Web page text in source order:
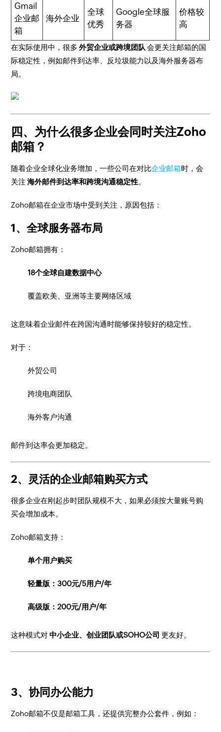
Gmail
企业邮
箱
海外企业
全球
优秀
Google全球服
务器
价格较
高
在实际使用中，很多外贸企业或跨境团队 会更关注邮箱的国
际稳定性，例如邮件到达率、反垃圾能力以及海外服务器布
局。
四、为什么很多企业会同时关注Zoho
邮箱？
随着企业全球化业务增加，一些公司在对比企业邮箱时，会
关注海外邮件到达率和跨境沟通稳定性。
Zoho邮箱在企业市场中受到关注，原因包括：
1、全球服务器布局
Zoho邮箱拥有：
18个全球自建数据中心
覆盖欧美、亚洲等主要网络区域
这意味着企业邮件在跨国沟通时能够保持较好的稳定性。
对于：
外贸公司
跨境电商团队
海外客户沟通
邮件到达率会更加稳定。
2、灵活的企业邮箱购买方式
很多企业在刚起步时团队规模不大，如果必须按大量账号购
买会增加成本。
Zoho邮箱支持：
单个用户购买
轻量版：300元/5用户/年
高级版：200元/用户/年
这种模式对中小企业、创业团队或SOHO公司 更友好。
3、协同办公能力
Zoho邮箱不仅是邮箱工具，还提供完整办公套件，例如：